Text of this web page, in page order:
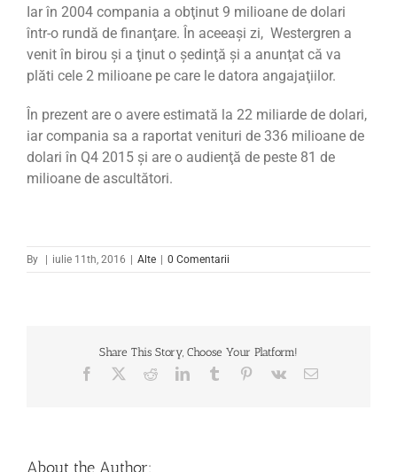
Iar în 2004 compania a obţinut 9 milioane de dolari
într-o rundă de finanţare. În aceeaşi zi, Westergren a
venit în birou şi a ţinut o şedinţă şi a anunţat că va
plăti cele 2 milioane pe care le datora angajaţiilor.
În prezent are o avere estimată la 22 miliarde de dolari,
iar compania sa a raportat venituri de 336 milioane de
dolari în Q4 2015 şi are o audienţă de peste 81 de
milioane de ascultători.
By iulie 11th, 2016 Alte 0 Comentarii
Share This Story, Choose Your Platform!
Facebook RedditLinkedInTumblr Pinterest
Vk Email
About the Author: